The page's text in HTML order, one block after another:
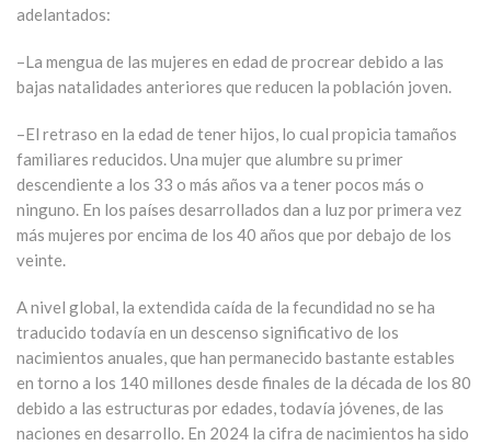
adelantados:
–La mengua de las mujeres en edad de procrear debido a las
bajas natalidades anteriores que reducen la población joven.
–El retraso en la edad de tener hijos, lo cual propicia tamaños
familiares reducidos. Una mujer que alumbre su primer
descendiente a los 33 o más años va a tener pocos más o
ninguno. En los países desarrollados dan a luz por primera vez
más mujeres por encima de los 40 años que por debajo de los
veinte.
A nivel global, la extendida caída de la fecundidad no se ha
traducido todavía en un descenso significativo de los
nacimientos anuales, que han permanecido bastante estables
en torno a los 140 millones desde finales de la década de los 80
debido a las estructuras por edades, todavía jóvenes, de las
naciones en desarrollo. En 2024 la cifra de nacimientos ha sido